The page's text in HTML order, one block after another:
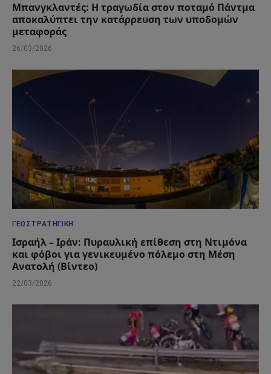
Μπανγκλαντές: Η τραγωδία στον ποταμό Πάντμα
αποκαλύπτει την κατάρρευση των υποδομών
μεταφοράς
26/03/2026
ΓΕΩΣΤΡΑΤΗΓΙΚΉ
Ισραήλ – Ιράν: Πυραυλική επίθεση στη Ντιμόνα
και φόβοι για γενικευμένο πόλεμο στη Μέση
Ανατολή (Βίντεο)
22/03/2026